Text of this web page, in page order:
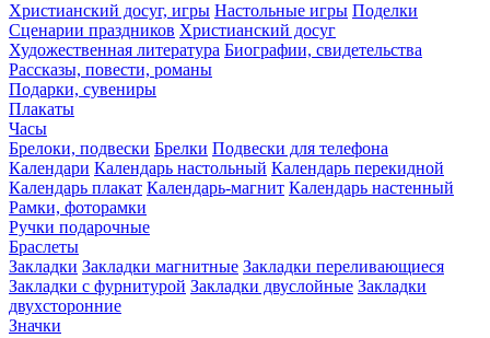
Христианский досуг, игры Настольные игры Поделки
Сценарии праздников Христианский досуг
Художественная литература Биографии, свидетельства
Рассказы, повести, романы
Подарки, сувениры
Плакаты
Часы
Брелоки, подвески Брелки Подвески для телефона
Календари Календарь настольный Календарь перекидной
Календарь плакат Календарь-магнит Календарь настенный
Рамки, фоторамки
Ручки подарочные
Браслеты
Закладки Закладки магнитные Закладки переливающиеся
Закладки с фурнитурой Закладки двуслойные Закладки
двухсторонние
Значки